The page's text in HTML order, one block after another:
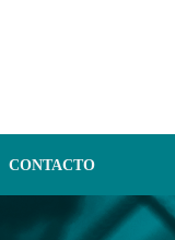
CONTACTO